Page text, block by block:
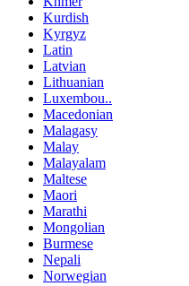
Kurdish
Kyrgyz
Latin
Latvian
Lithuanian
Luxembou..
Macedonian
Malagasy
Malay
Malayalam
Maltese
Maori
Marathi
Mongolian
Burmese
Nepali
Norwegian